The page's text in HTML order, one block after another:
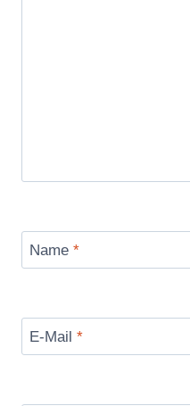
Name *
E-Mail *